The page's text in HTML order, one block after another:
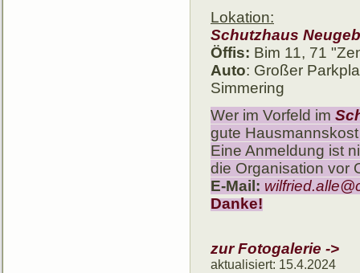
Lokation:
Schutzhaus
Öffis: Bim 11, 71
Auto: Großer
Simmering
Wer im Vorfeld im
gute
Eine Anmeldung ist
die Organisation vor
E-Mail:
Danke!
zur Fotogalerie ->
aktualisiert: 15.4.2024